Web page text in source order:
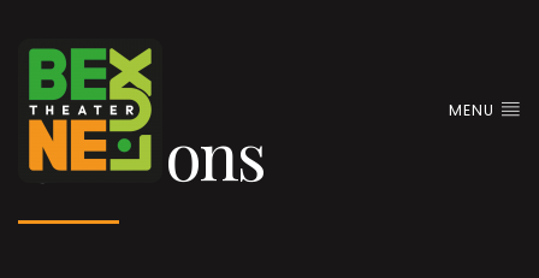
MENU
Over ons